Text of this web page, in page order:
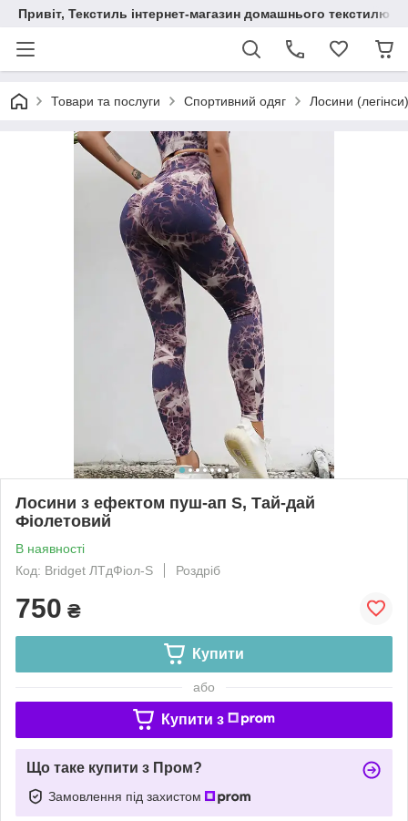
Привіт, Текстиль інтернет-магазин домашнього текстилю
Товари та послуги Спортивний одяг Лосини (легінси)
Лосини з ефектом пуш-ап S, Тай-дай
Фіолетовий
В наявності
Код: Bridget ЛТдФіол-S
Роздріб
750 ₴
Купити
або
Купити з
Що таке купити з Пром?
Замовлення під захистом